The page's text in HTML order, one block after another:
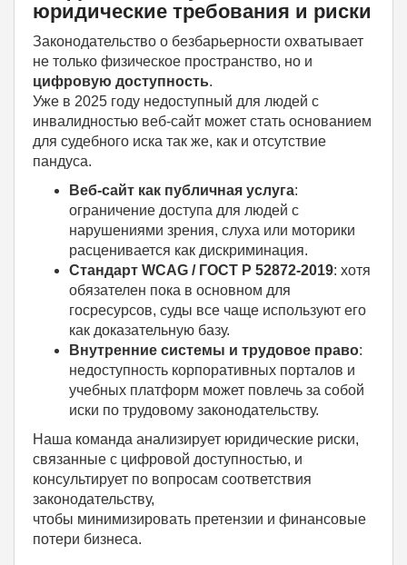
юридические требования и риски
Законодательство о безбарьерности охватывает
не только физическое пространство, но и
цифровую доступность.
Уже в 2025 году недоступный для людей с
инвалидностью веб-сайт может стать основанием
для судебного иска так же, как и отсутствие
пандуса.
Веб-сайт как публичная услуга:
ограничение доступа для людей с
нарушениями зрения, слуха или моторики
расценивается как дискриминация.
Стандарт WCAG / ГОСТ Р 52872-2019: хотя
обязателен пока в основном для
госресурсов, суды все чаще используют его
как доказательную базу.
Внутренние системы и трудовое право:
недоступность корпоративных порталов и
учебных платформ может повлечь за собой
иски по трудовому законодательству.
Наша команда анализирует юридические риски,
связанные с цифровой доступностью, и
консультирует по вопросам соответствия
законодательству,
чтобы минимизировать претензии и финансовые
потери бизнеса.